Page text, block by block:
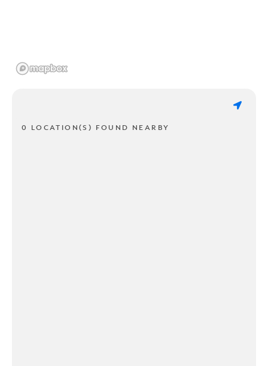
0 LOCATION(S) FOUND NEARBY